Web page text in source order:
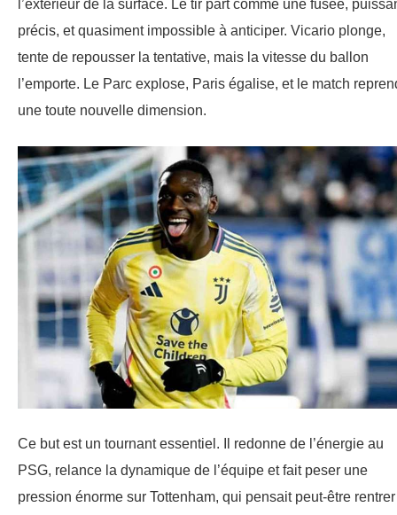
l’extérieur de la surface. Le tir part comme une fusée,
précis, et quasiment impossible à anticiper. Vicario plonge,
tente de repousser la tentative, mais la vitesse du ballon
l’emporte. Le Parc explose, Paris égalise, et le match
une toute nouvelle dimension.
Ce but est un tournant essentiel. Il redonne de l’énergie au
PSG, relance la dynamique de l’équipe et fait peser une
pression énorme sur Tottenham, qui pensait peut-être rentrer